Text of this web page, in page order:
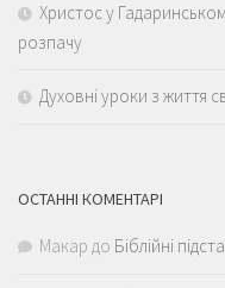
Христос у
розпачу
Духовні уроки з життя
ОСТАННІ КОМЕНТАРІ
Макар до Біблійні